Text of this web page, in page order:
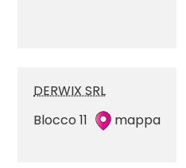
DERWIX SRL
Blocco 11
mappa